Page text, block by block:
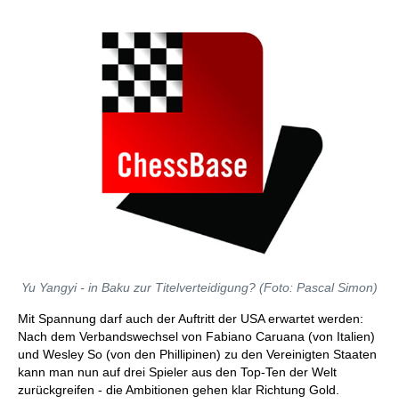
Yu Yangyi - in Baku zur Titelverteidigung? (Foto: Pascal Simon)
Mit Spannung darf auch der Auftritt der USA erwartet werden:
Nach dem Verbandswechsel von Fabiano Caruana (von Italien)
und Wesley So (von den Phillipinen) zu den Vereinigten Staaten
kann man nun auf drei Spieler aus den Top-Ten der Welt
zurückgreifen - die Ambitionen gehen klar Richtung Gold.